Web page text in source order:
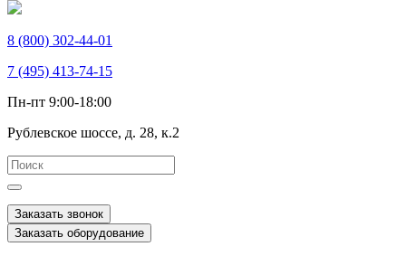
8 (800) 302-44-01
7 (495) 413-74-15
Пн-пт 9:00-18:00
Рублевское шоссе, д. 28, к.2
Заказать звонок
Заказать оборудование